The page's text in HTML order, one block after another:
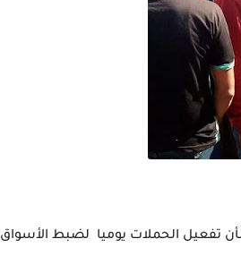
تفعيل الحملات يوميا لضبط الأسواق